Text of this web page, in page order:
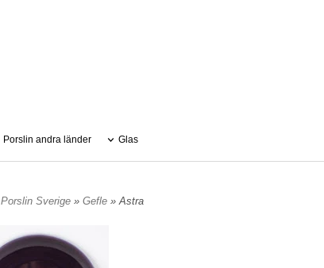
Porslin andra länder Glas
Porslin Sverige » Gefle » Astra